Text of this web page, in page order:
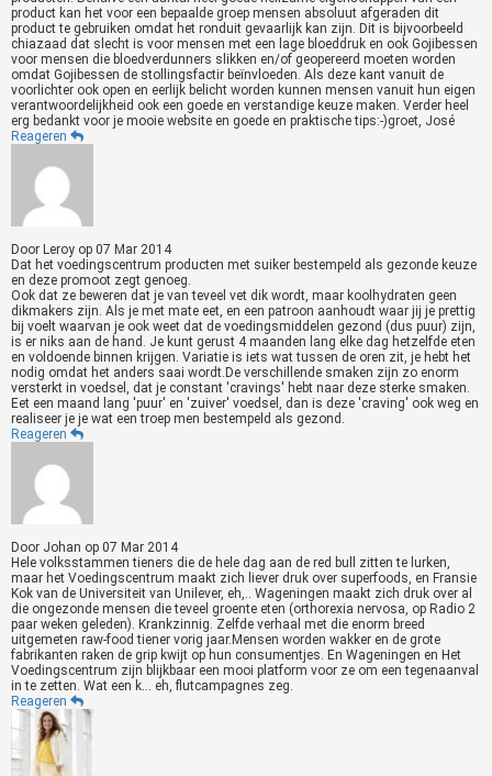
product kan het voor een bepaalde groep mensen absoluut afgeraden dit
product te gebruiken omdat het ronduit gevaarlijk kan zijn. Dit is bijvoorbeeld
chiazaad dat slecht is voor mensen met een lage bloeddruk en ook Gojibessen
voor mensen die bloedverdunners slikken en/of geopereerd moeten worden
omdat Gojibessen de stollingsfactir beïnvloeden. Als deze kant vanuit de
voorlichter ook open en eerlijk belicht worden kunnen mensen vanuit hun eigen
verantwoordelijkheid ook een goede en verstandige keuze maken. Verder heel
erg bedankt voor je mooie website en goede en praktische tips:-)groet, José
Reageren
Door Leroy op 07 Mar 2014
Dat het voedingscentrum producten met suiker bestempeld als gezonde keuze
en deze promoot zegt genoeg.
Ook dat ze beweren dat je van teveel vet dik wordt, maar koolhydraten geen
dikmakers zijn. Als je met mate eet, en een patroon aanhoudt waar jij je prettig
bij voelt waarvan je ook weet dat de voedingsmiddelen gezond (dus puur) zijn,
is er niks aan de hand. Je kunt gerust 4 maanden lang elke dag hetzelfde eten
en voldoende binnen krijgen. Variatie is iets wat tussen de oren zit, je hebt het
nodig omdat het anders saai wordt.De verschillende smaken zijn zo enorm
versterkt in voedsel, dat je constant 'cravings' hebt naar deze sterke smaken.
Eet een maand lang 'puur' en 'zuiver' voedsel, dan is deze 'craving' ook weg en
realiseer je je wat een troep men bestempeld als gezond.
Reageren
Door Johan op 07 Mar 2014
Hele volksstammen tieners die de hele dag aan de red bull zitten te lurken,
maar het Voedingscentrum maakt zich liever druk over superfoods, en Fransie
Kok van de Universiteit van Unilever, eh,.. Wageningen maakt zich druk over al
die ongezonde mensen die teveel groente eten (orthorexia nervosa, op Radio 2
paar weken geleden). Krankzinnig. Zelfde verhaal met die enorm breed
uitgemeten raw-food tiener vorig jaar.Mensen worden wakker en de grote
fabrikanten raken de grip kwijt op hun consumentjes. En Wageningen en Het
Voedingscentrum zijn blijkbaar een mooi platform voor ze om een tegenaanval
in te zetten. Wat een k... eh, flutcampagnes zeg.
Reageren